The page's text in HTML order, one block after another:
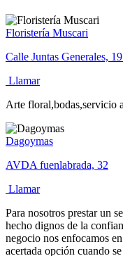
Floristería Muscari
Calle Juntas Generales,
Llamar
Arte floral,bodas,servicio
Dagoymas
AVDA fuenlabrada, 32
Llamar
Para nosotros prestar un
hecho dignos de la
negocio nos enfocamos
acertada opción cuando